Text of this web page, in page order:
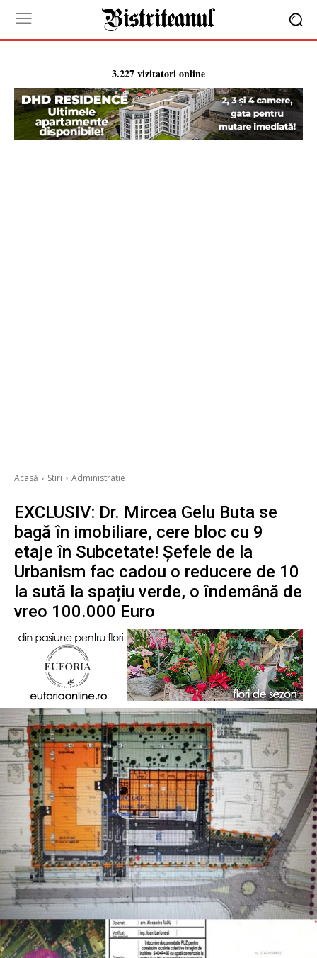
3.227 vizitatori online
Acasă Stiri Administrație
EXCLUSIV: Dr. Mircea Gelu Buta se
bagă în imobiliare, cere bloc cu 9
etaje în Subcetate! Șefele de la
Urbanism fac cadou o reducere de 10
la sută la spațiu verde, o îndemână de
vreo 100.000 Euro